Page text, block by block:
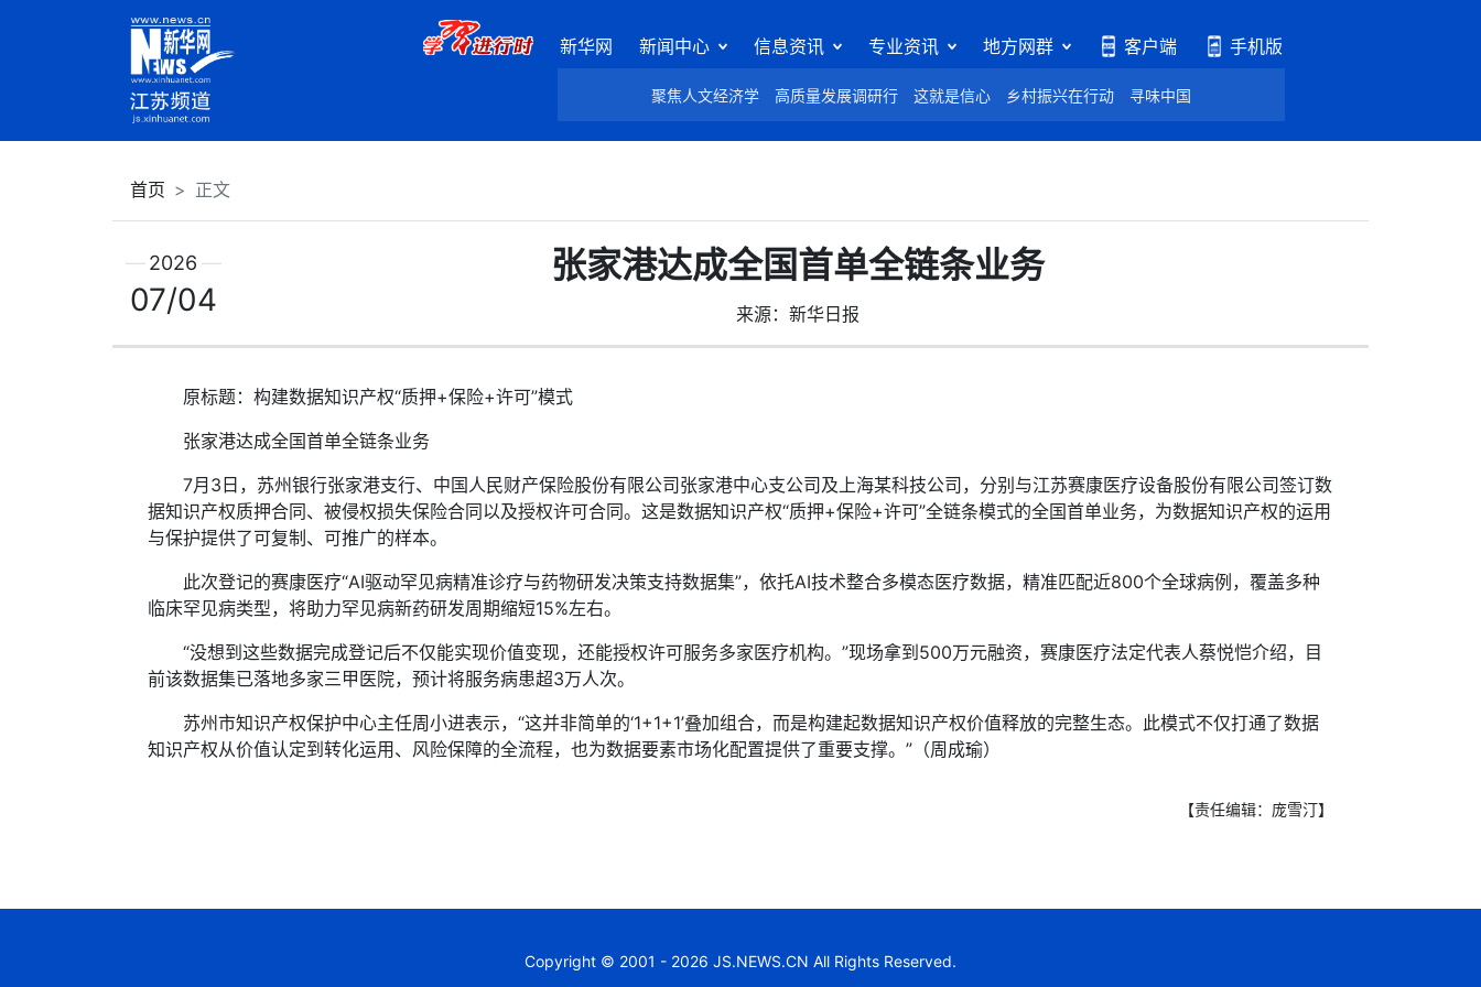
新华网 新闻中心 信息资讯 专业资讯 地方网群 客户端 手机版
聚焦人文经济学 高质量发展调研行 这就是信心 乡村振兴在行动 寻味中国
首页 正文
张家港达成全国首单全链条业务
来源：新华日报
2026
07/04
原标题：构建数据知识产权“质押+保险+许可”模式
张家港达成全国首单全链条业务
7月3日，苏州银行张家港支行、中国人民财产保险股份有限公司张家港中心支公司及上海某科技公司，分别与江苏赛康医疗设备股份有限公司签订数
据知识产权质押合同、被侵权损失保险合同以及授权许可合同。这是数据知识产权“质押+保险+许可”全链条模式的全国首单业务，为数据知识产权的运用
与保护提供了可复制、可推广的样本。
此次登记的赛康医疗“AI驱动罕见病精准诊疗与药物研发决策支持数据集”，依托AI技术整合多模态医疗数据，精准匹配近800个全球病例，覆盖多种
临床罕见病类型，将助力罕见病新药研发周期缩短15%左右。
“没想到这些数据完成登记后不仅能实现价值变现，还能授权许可服务多家医疗机构。”现场拿到500万元融资，赛康医疗法定代表人蔡悦恺介绍，目
前该数据集已落地多家三甲医院，预计将服务病患超3万人次。
苏州市知识产权保护中心主任周小进表示，“这并非简单的‘1+1+1’叠加组合，而是构建起数据知识产权价值释放的完整生态。此模式不仅打通了数据
知识产权从价值认定到转化运用、风险保障的全流程，也为数据要素市场化配置提供了重要支撑。”（周成瑜）
【责任编辑：庞雪汀】
Copyright © 2001 - 2026 JS.NEWS.CN All Rights Reserved.